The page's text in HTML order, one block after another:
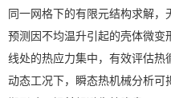
同一网格下的有限元结构求解
预测因不均温升引起的壳体微变
线处的热应力集中，有效评估
动态工况下，瞬态热机械分析